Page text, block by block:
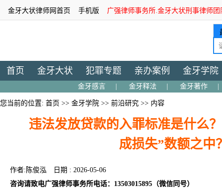
金牙大状律师网首页 手机版 广强律师事务所.金牙大状刑事律师
首页 金牙大状 犯罪专题 亲办案例 金牙学院
金牙感言 金牙释法 金牙著作
您当前的位置: 首页 >> 金牙学院 >> 前沿研究 >> 内容
违法发放贷款的入罪标准是什么
成损失”数额之中
作者:陈俊泓
日期 : 2026-05-06
咨询请致电广强律师事务所电话：13503015895（微信同号）